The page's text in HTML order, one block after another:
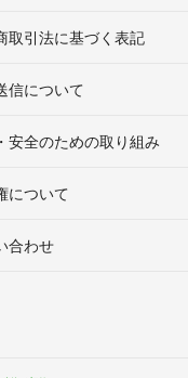
取引法に基づく表記
信について
安全のための取り組み
について
合わせ